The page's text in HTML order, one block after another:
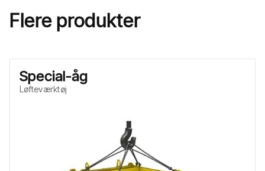
Flere produkter
Special-åg
Løfteværktøj